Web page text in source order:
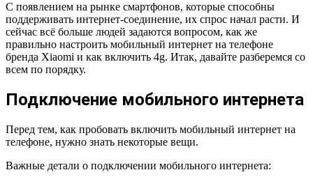
С появлением на рынке смартфонов, которые способны
поддерживать интернет-соединение, их спрос начал расти. И
сейчас всё больше людей задаются вопросом, как же
правильно настроить мобильный интернет на телефоне
бренда Xiaomi и как включить 4g. Итак, давайте разберемся со
всем по порядку.
Подключение мобильного интернета
Перед тем, как пробовать включить мобильный интернет на
телефоне, нужно знать некоторые вещи.
Важные детали о подключении мобильного интернета: